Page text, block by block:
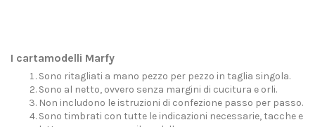
I cartamodelli Marfy
Sono ritagliati a mano pezzo per pezzo in taglia singola.
Sono al netto, ovvero senza margini di cucitura e orli.
Non includono le istruzioni di confezione passo per passo.
Sono timbrati con tutte le indicazioni necessarie, tacche e